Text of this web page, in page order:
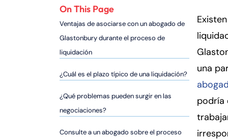
o
g
d
o
e
P
er
n
On This Page
Ventajas de asociarse con un abogado de
Glastonbury durante el proceso de
liquidación
¿Cuál es el plazo típico de una liquidación?
¿Qué problemas pueden surgir en las
negociaciones?
Consulte a un abogado sobre el proceso
una
podría